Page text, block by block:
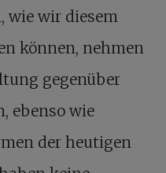
wie wir diesem
können, nehmen
gegenüber
ebenso wie
der heutigen